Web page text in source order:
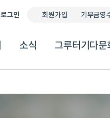
로그인 회원가입 기부금영
소식 그루터기다문